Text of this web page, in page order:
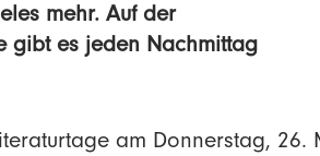
mehr. Auf der
gibt es jeden Nachmittag
am Donnerstag, 26.